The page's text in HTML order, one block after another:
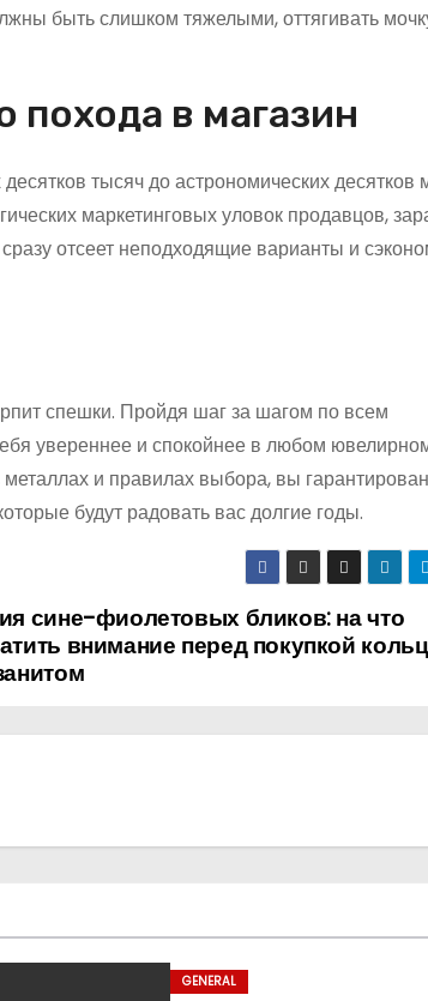
быть слишком тяжелыми, оттягивать
похода в магазин
тысяч до астрономических десятков
маркетинговых уловок продавцов,
отсеет неподходящие варианты и
спешки. Пройдя шаг за шагом по всем
увереннее и спокойнее в любом
и правилах выбора, вы
будут радовать вас долгие годы.
сине-фиолетовых бликов: на что
внимание перед покупкой
GENERAL